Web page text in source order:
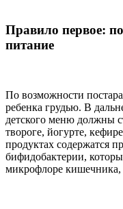
Правило первое:
питание
По возможности
ребенка грудью. В
детского меню должны
твороге, йогурте,
продуктах содержатся
бифидобактерии,
микрофлоре